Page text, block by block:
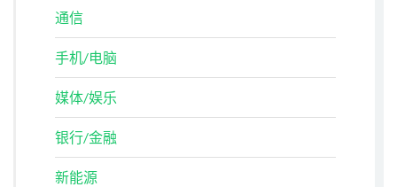
通信
手机/电脑
媒体/娱乐
银行/金融
新能源